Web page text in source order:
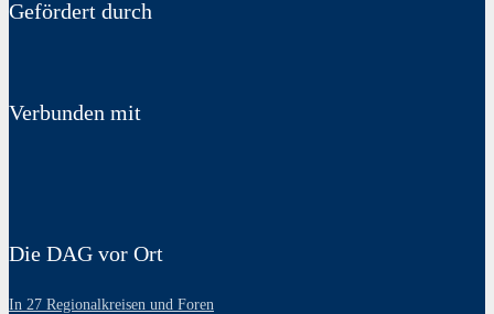
Gefördert durch
Verbunden mit
Die DAG vor Ort
In 27 Regionalkreisen und Foren